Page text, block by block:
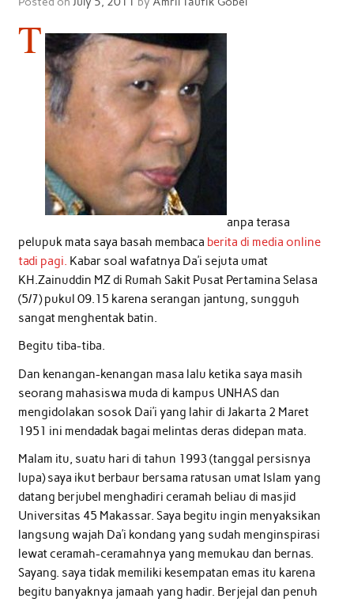
T
anpa terasa
pelupuk mata saya basah membaca berita di media online
tadi pagi. Kabar soal wafatnya Da’i sejuta umat
KH.Zainuddin MZ di Rumah Sakit Pusat Pertamina Selasa
(5/7) pukul 09.15 karena serangan jantung, sungguh
sangat menghentak batin.
Begitu tiba-tiba.
Dan kenangan-kenangan masa lalu ketika saya masih
seorang mahasiswa muda di kampus UNHAS dan
mengidolakan sosok Dai’i yang lahir di Jakarta 2 Maret
1951 ini mendadak bagai melintas deras didepan mata.
Malam itu, suatu hari di tahun 1993 (tanggal persisnya
lupa) saya ikut berbaur bersama ratusan umat Islam yang
datang berjubel menghadiri ceramah beliau di masjid
Universitas 45 Makassar. Saya begitu ingin menyaksikan
langsung wajah Da’i kondang yang sudah menginspirasi
lewat ceramah-ceramahnya yang memukau dan bernas.
Sayang. saya tidak memiliki kesempatan emas itu karena
begitu banyaknya jamaah yang hadir. Berjejal dan penuh